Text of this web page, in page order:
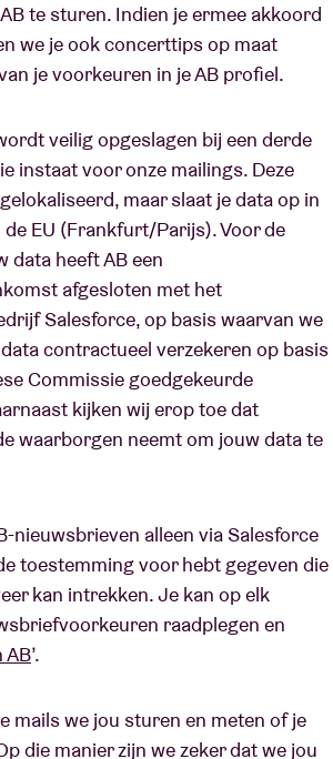
te sturen. Indien je ermee akkoord
we je ook concerttips op maat
je voorkeuren in je AB profiel.
veilig opgeslagen bij een derde
instaat voor onze mailings. Deze
maar slaat je data op in
EU (Frankfurt/Parijs). Voor de
data heeft AB een
afgesloten met het
Salesforce, op basis waarvan we
contractueel verzekeren op basis
Commissie goedgekeurde
kijken wij erop toe dat
waarborgen neemt om jouw data te
nieuwsbrieven alleen via Salesforce
toestemming voor hebt gegeven die
kan intrekken. Je kan op elk
raadplegen en
AB’.
mails we jou sturen en meten of je
die manier zijn we zeker dat we jou